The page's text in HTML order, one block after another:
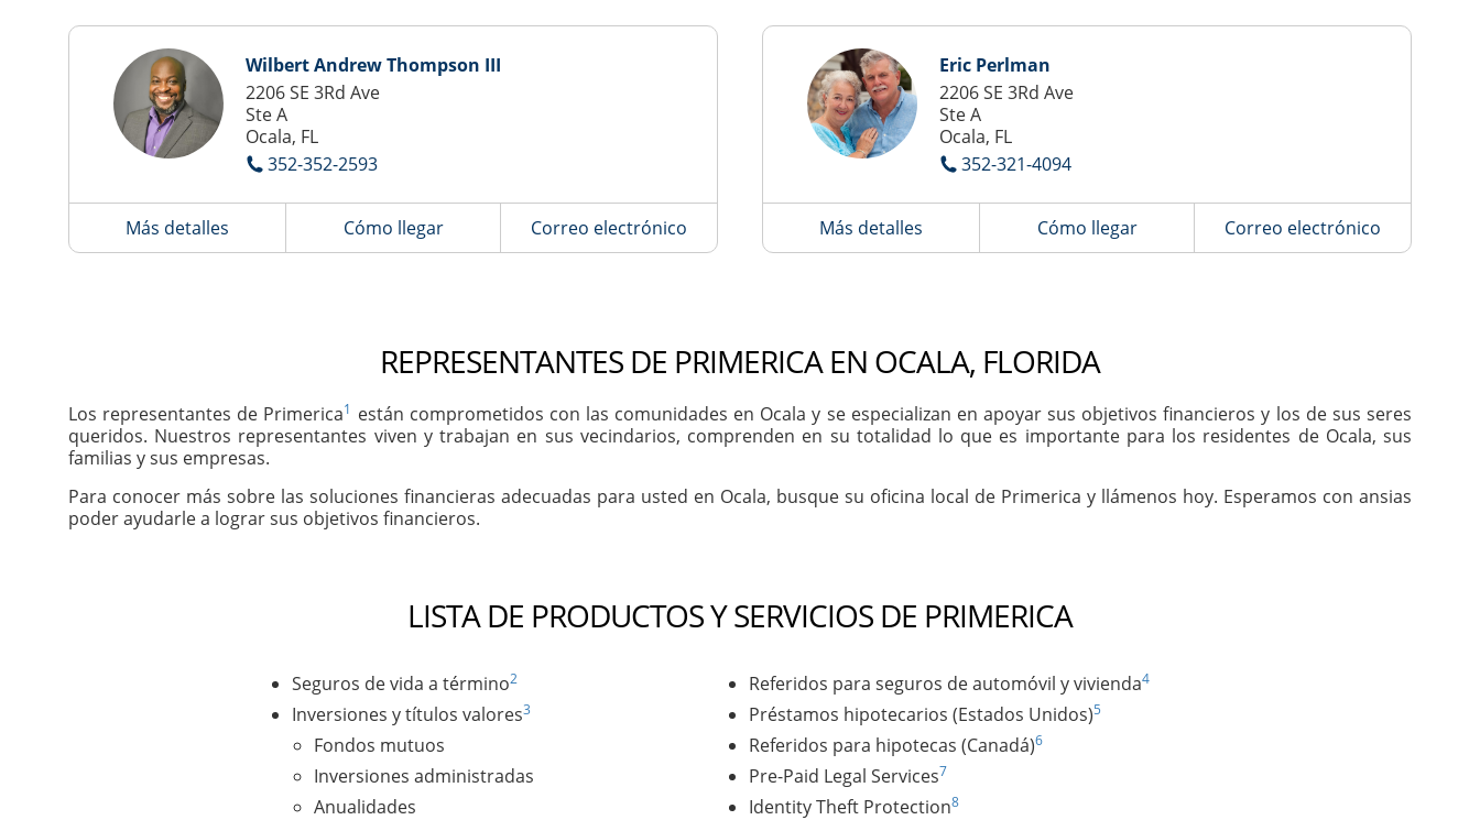
Wilbert Andrew Thompson III
2206 SE 3Rd Ave
Ste A
Ocala, FL
352-352-2593
Más detalles Cómo llegar Correo electrónico
Eric Perlman
2206 SE 3Rd Ave
Ste A
Ocala, FL
352-321-4094
Más detalles Cómo llegar Correo electrónico
REPRESENTANTES DE PRIMERICA EN OCALA, FLORIDA
Los representantes de Primerica1 están comprometidos con las comunidades en Ocala y se especializan en apoyar sus objetivos financieros y los de sus seres
queridos. Nuestros representantes viven y trabajan en sus vecindarios, comprenden en su totalidad lo que es importante para los residentes de Ocala, sus
familias y sus empresas.
Para conocer más sobre las soluciones financieras adecuadas para usted en Ocala, busque su oficina local de Primerica y llámenos hoy. Esperamos con ansias
poder ayudarle a lograr sus objetivos financieros.
LISTA DE PRODUCTOS Y SERVICIOS DE PRIMERICA
Seguros de vida a término2
Inversiones y títulos valores3
Fondos mutuos
Inversiones administradas
Anualidades
Referidos para seguros de automóvil y vivienda4
Préstamos hipotecarios (Estados Unidos)5
Referidos para hipotecas (Canadá)6
Pre-Paid Legal Services7
Identity Theft Protection8